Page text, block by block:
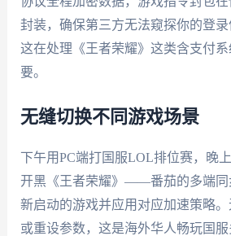
封装，确保第三方无法窥探你的登录
这在处理《王者荣耀》这类含支付
要。
无缝切换不同游戏场景
下午用PC端打国服LOL排位赛，晚
开黑《王者荣耀》——番茄的多端同
新启动的游戏并应用对应加速策略
或重设参数，这是海外华人畅玩国